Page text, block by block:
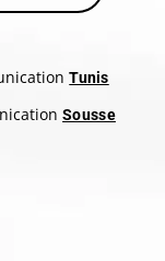
Tunis
Sousse